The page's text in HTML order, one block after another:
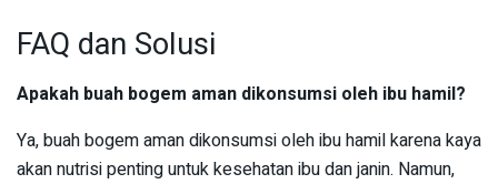
FAQ dan Solusi
Apakah buah bogem aman dikonsumsi oleh ibu hamil?
Ya, buah bogem aman dikonsumsi oleh ibu hamil karena kaya
akan nutrisi penting untuk kesehatan ibu dan janin. Namun,